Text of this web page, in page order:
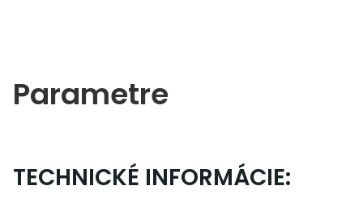
Parametre
TECHNICKÉ INFORMÁCIE: